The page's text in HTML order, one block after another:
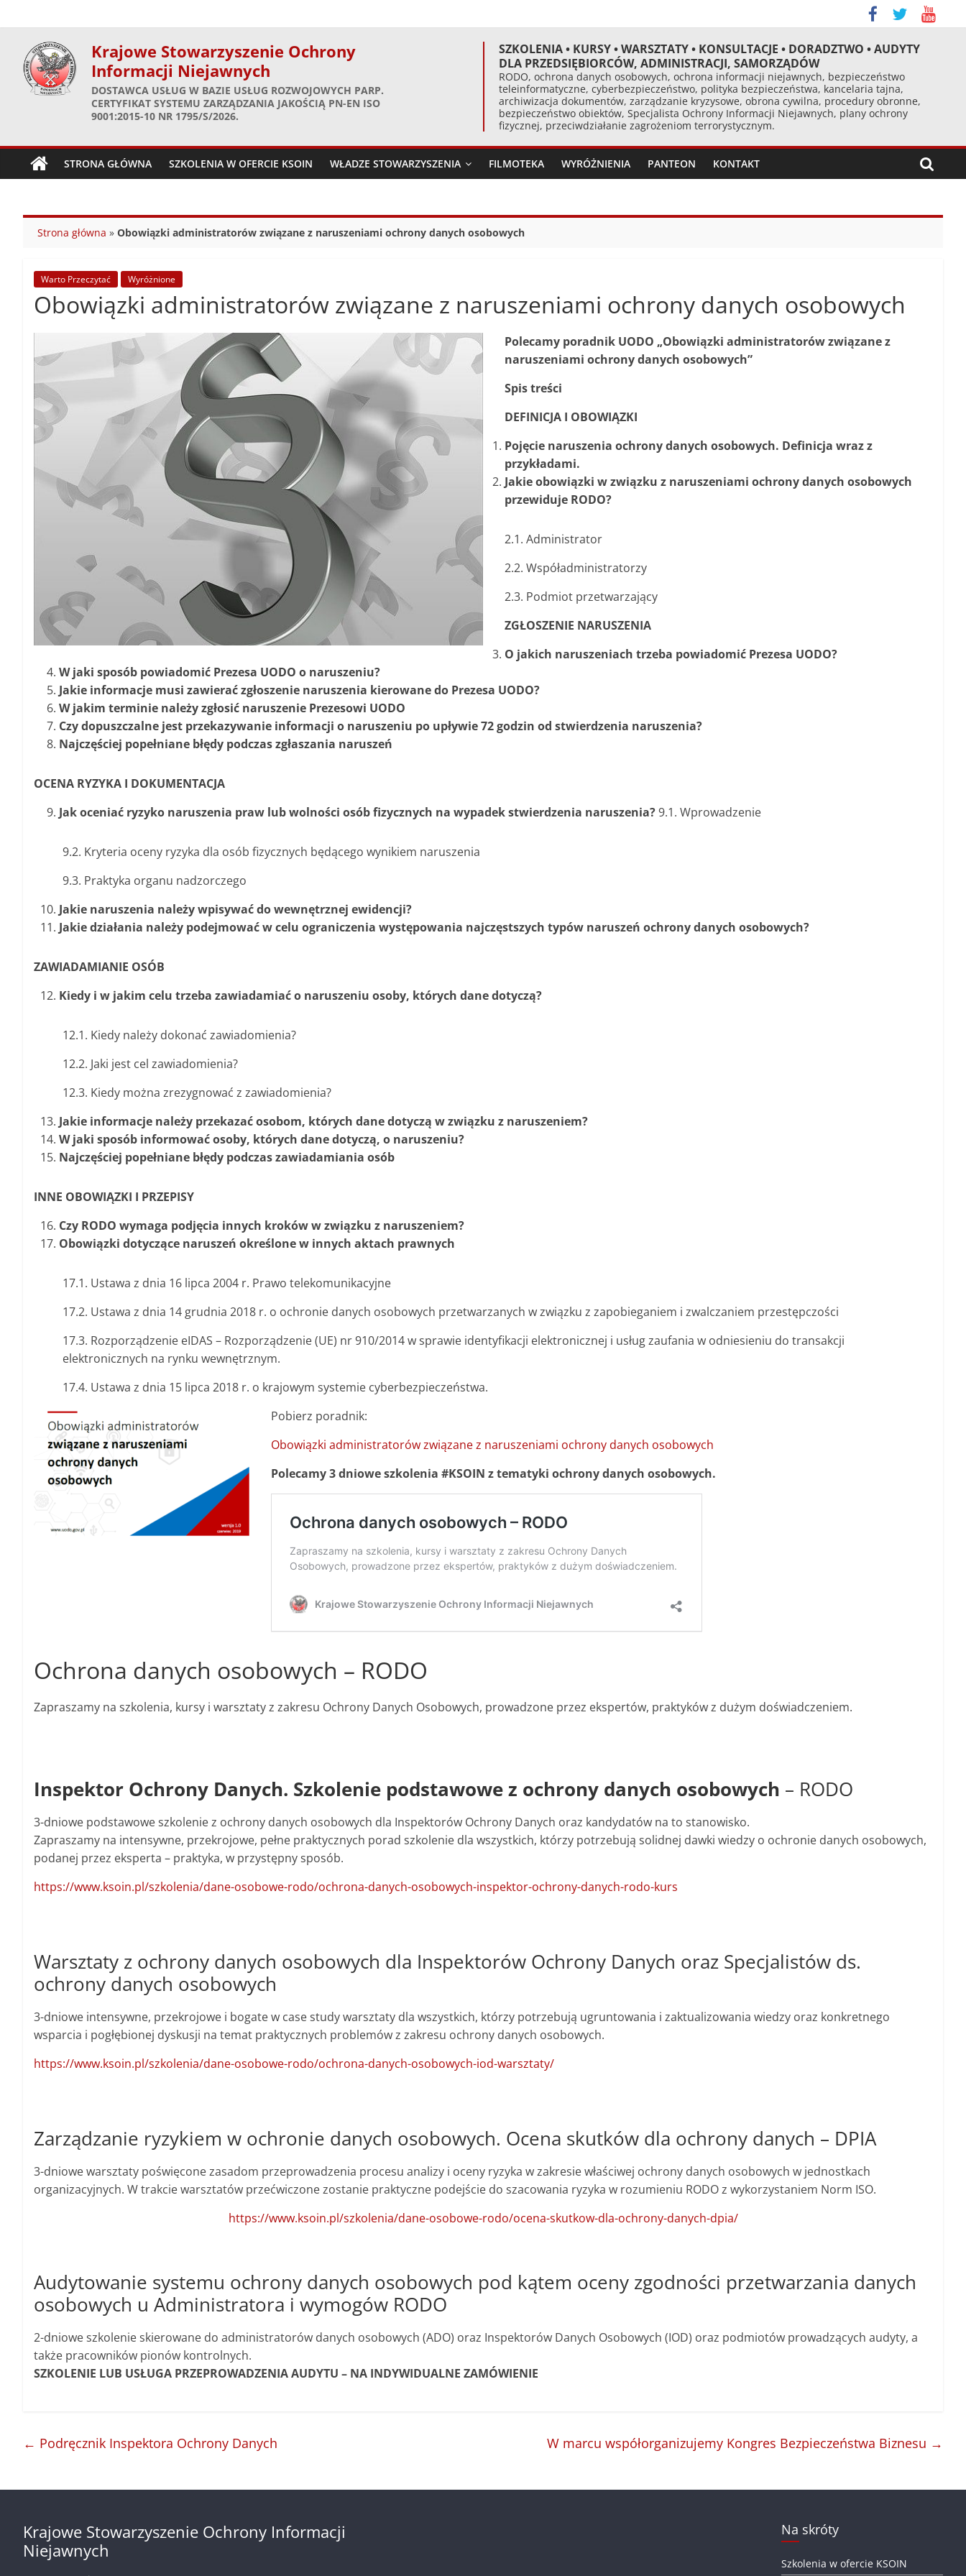
to
content
Krajowe Stowarzyszenie Ochrony
Informacji Niejawnych
DOSTAWCA USŁUG W BAZIE USŁUG ROZWOJOWYCH PARP.
CERTYFIKAT SYSTEMU ZARZĄDZANIA JAKOŚCIĄ PN-EN ISO
9001:2015-10 NR 1795/S/2026.
SZKOLENIA • KURSY • WARSZTATY • KONSULTACJE • DORADZTWO • AUDYTY
DLA PRZEDSIĘBIORCÓW, ADMINISTRACJI, SAMORZĄDÓW
RODO, ochrona danych osobowych, ochrona informacji niejawnych, bezpieczeństwo
teleinformatyczne, cyberbezpieczeństwo, polityka bezpieczeństwa, kancelaria tajna,
archiwizacja dokumentów, zarządzanie kryzysowe, obrona cywilna, procedury obronne,
bezpieczeństwo obiektów, Specjalista Ochrony Informacji Niejawnych, plany ochrony
fizycznej, przeciwdziałanie zagrożeniom terrorystycznym.
STRONA GŁÓWNA SZKOLENIA W OFERCIE KSOIN WŁADZE STOWARZYSZENIA FILMOTEKA WYRÓŻNIENIA PANTEON KONTAKT
Strona główna » Obowiązki administratorów związane z naruszeniami ochrony danych osobowych
Warto Przeczytać Wyróżnione
Obowiązki administratorów związane z naruszeniami ochrony danych osobowych
Polecamy poradnik UODO „Obowiązki administratorów związane z
naruszeniami ochrony danych osobowych”
Spis treści
DEFINICJA I OBOWIĄZKI
Pojęcie naruszenia ochrony danych osobowych. Definicja wraz z
przykładami.
Jakie obowiązki w związku z naruszeniami ochrony danych osobowych
przewiduje RODO?
2.1. Administrator
2.2. Współadministratorzy
2.3. Podmiot przetwarzający
ZGŁOSZENIE NARUSZENIA
O jakich naruszeniach trzeba powiadomić Prezesa UODO?
W jaki sposób powiadomić Prezesa UODO o naruszeniu?
Jakie informacje musi zawierać zgłoszenie naruszenia kierowane do Prezesa UODO?
W jakim terminie należy zgłosić naruszenie Prezesowi UODO
Czy dopuszczalne jest przekazywanie informacji o naruszeniu po upływie 72 godzin od stwierdzenia naruszenia?
Najczęściej popełniane błędy podczas zgłaszania naruszeń
OCENA RYZYKA I DOKUMENTACJA
Jak oceniać ryzyko naruszenia praw lub wolności osób fizycznych na wypadek stwierdzenia naruszenia?9.1. Wprowadzenie
9.2. Kryteria oceny ryzyka dla osób fizycznych będącego wynikiem naruszenia
9.3. Praktyka organu nadzorczego
Jakie naruszenia należy wpisywać do wewnętrznej ewidencji?
Jakie działania należy podejmować w celu ograniczenia występowania najczęstszych typów naruszeń ochrony danych osobowych?
ZAWIADAMIANIE OSÓB
Kiedy i w jakim celu trzeba zawiadamiać o naruszeniu osoby, których dane dotyczą?
12.1. Kiedy należy dokonać zawiadomienia?
12.2. Jaki jest cel zawiadomienia?
12.3. Kiedy można zrezygnować z zawiadomienia?
Jakie informacje należy przekazać osobom, których dane dotyczą w związku z naruszeniem?
W jaki sposób informować osoby, których dane dotyczą, o naruszeniu?
Najczęściej popełniane błędy podczas zawiadamiania osób
INNE OBOWIĄZKI I PRZEPISY
Czy RODO wymaga podjęcia innych kroków w związku z naruszeniem?
Obowiązki dotyczące naruszeń określone w innych aktach prawnych
17.1. Ustawa z dnia 16 lipca 2004 r. Prawo telekomunikacyjne
17.2. Ustawa z dnia 14 grudnia 2018 r. o ochronie danych osobowych przetwarzanych w związku z zapobieganiem i zwalczaniem przestępczości
17.3. Rozporządzenie eIDAS – Rozporządzenie (UE) nr 910/2014 w sprawie identyfikacji elektronicznej i usług zaufania w odniesieniu do transakcji
elektronicznych na rynku wewnętrznym.
17.4. Ustawa z dnia 15 lipca 2018 r. o krajowym systemie cyberbezpieczeństwa.
Pobierz poradnik:
Obowiązki administratorów związane z naruszeniami ochrony danych osobowych
Polecamy 3 dniowe szkolenia #KSOIN z tematyki ochrony danych osobowych.
Ochrona danych osobowych – RODO
Zapraszamy na szkolenia, kursy i warsztaty z zakresu Ochrony Danych Osobowych, prowadzone przez ekspertów, praktyków z dużym doświadczeniem.
Inspektor Ochrony Danych. Szkolenie podstawowe z ochrony danych osobowych – RODO
3-dniowe podstawowe szkolenie z ochrony danych osobowych dla Inspektorów Ochrony Danych oraz kandydatów na to stanowisko.
Zapraszamy na intensywne, przekrojowe, pełne praktycznych porad szkolenie dla wszystkich, którzy potrzebują solidnej dawki wiedzy o ochronie danych osobowych,
podanej przez eksperta – praktyka, w przystępny sposób.
https://www.ksoin.pl/szkolenia/dane-osobowe-rodo/ochrona-danych-osobowych-inspektor-ochrony-danych-rodo-kurs
Warsztaty z ochrony danych osobowych dla Inspektorów Ochrony Danych oraz Specjalistów ds.
ochrony danych osobowych
3-dniowe intensywne, przekrojowe i bogate w case study warsztaty dla wszystkich, którzy potrzebują ugruntowania i zaktualizowania wiedzy oraz konkretnego
wsparcia i pogłębionej dyskusji na temat praktycznych problemów z zakresu ochrony danych osobowych.
https://www.ksoin.pl/szkolenia/dane-osobowe-rodo/ochrona-danych-osobowych-iod-warsztaty/
Zarządzanie ryzykiem w ochronie danych osobowych. Ocena skutków dla ochrony danych – DPIA
3-dniowe warsztaty poświęcone zasadom przeprowadzenia procesu analizy i oceny ryzyka w zakresie właściwej ochrony danych osobowych w jednostkach
organizacyjnych. W trakcie warsztatów przećwiczone zostanie praktyczne podejście do szacowania ryzyka w rozumieniu RODO z wykorzystaniem Norm ISO.
https://www.ksoin.pl/szkolenia/dane-osobowe-rodo/ocena-skutkow-dla-ochrony-danych-dpia/
Audytowanie systemu ochrony danych osobowych pod kątem oceny zgodności przetwarzania danych
osobowych u Administratora i wymogów RODO
2-dniowe szkolenie skierowane do administratorów danych osobowych (ADO) oraz Inspektorów Danych Osobowych (IOD) oraz podmiotów prowadzących audyty, a
także pracowników pionów kontrolnych.
SZKOLENIE LUB USŁUGA PRZEPROWADZENIA AUDYTU – NA INDYWIDUALNE ZAMÓWIENIE
← Podręcznik Inspektora Ochrony Danych W marcu współorganizujemy Kongres Bezpieczeństwa Biznesu →
Krajowe Stowarzyszenie Ochrony Informacji
Niejawnych
Na skróty
Szkolenia w ofercie KSOIN